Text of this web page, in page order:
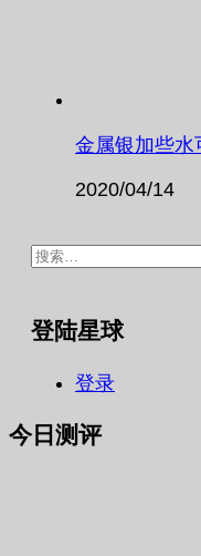
金属银加些水
2020/04/14
搜
登陆星球
登录
今日测评